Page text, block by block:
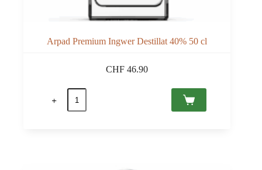
Arpad Premium Ingwer Destillat 40% 50 cl
CHF 46.90
Arpad
Premium
Ingwer